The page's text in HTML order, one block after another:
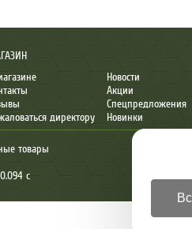
директору
Новости
Акции
Спецпредложения
Новинки
товары
с